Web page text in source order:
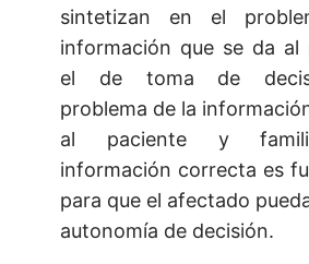
sintetizan en el
información que se da al
el de toma de
problema de la
al paciente y
información correcta es
para que el afectado
autonomía de decisión.